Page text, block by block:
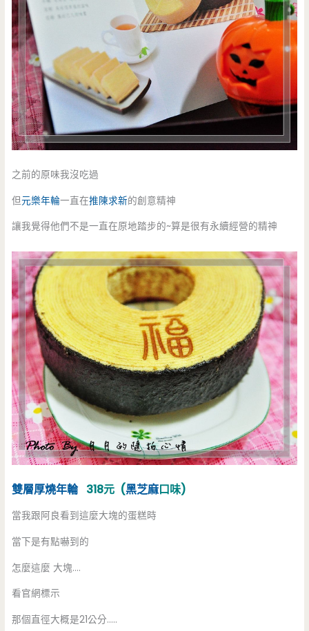
之前的原味我沒吃過
但元樂年輪一直在推陳求新的創意精神
讓我覺得他們不是一直在原地踏步的~算是很有永續經營的精神
雙層厚燒年輪318元 (黑芝麻口味)
當我跟阿良看到這麼大塊的蛋糕時
當下是有點嚇到的
怎麼這麼 大塊….
看官網標示
那個直徑大概是21公分…..